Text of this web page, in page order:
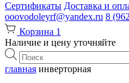
Сертификаты Доставка и
ooovodoleyrf@yandex.ru 8
Корзина 1
Наличие и цену уточняйте
Поиск
товаров
главная инверторная